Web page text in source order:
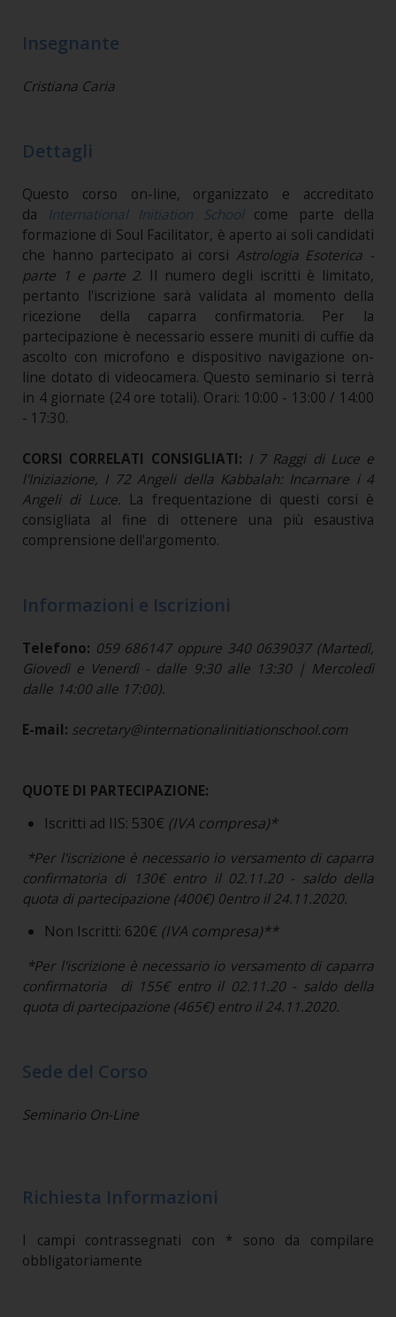
Insegnante
Cristiana Caria
Dettagli
Questo corso on-line, organizzato e accreditato
da
International Initiation School come parte della
formazione di Soul Facilitator, è aperto ai soli candidati
che hanno partecipato ai corsi Astrologia Esoterica -
parte 1 e parte 2. Il numero degli iscritti è limitato,
pertanto l'iscrizione sarà validata al momento della
ricezione della caparra confirmatoria. Per la
partecipazione è necessario essere muniti di cuffie da
ascolto con microfono e dispositivo navigazione on-
line dotato di videocamera. Questo seminario si terrà
in 4 giornate (24 ore totali). Orari: 10:00 - 13:00 / 14:00
- 17:30.
CORSI CORRELATI CONSIGLIATI: I 7 Raggi di Luce e
l'Iniziazione, I 72 Angeli della Kabbalah: Incarnare i 4
Angeli di Luce. La frequentazione di questi corsi è
consigliata al fine di ottenere una più esaustiva
comprensione dell'argomento.
Informazioni e Iscrizioni
Telefono: 059 686147 oppure 340 0639037 (Martedì,
Giovedì e Venerdì - dalle 9:30 alle 13:30 | Mercoledì
dalle 14:00 alle 17:00).
E-mail: secretary@internationalinitiationschool.com
QUOTE DI PARTECIPAZIONE:
Iscritti ad IIS: 530€ (IVA compresa)*
*Per l'iscrizione è necessario io versamento di caparra
confirmatoria di 130€ entro il 02.11.20 - saldo della
quota di partecipazione (400€) 0entro il 24.11.2020.
Non Iscritti: 620€ (IVA compresa)**
*Per l'iscrizione è necessario io versamento di caparra
confirmatoria di 155€ entro il 02.11.20 - saldo della
quota di partecipazione (465€) entro il 24.11.2020.
Sede del Corso
Seminario On-Line
Richiesta Informazioni
I campi contrassegnati con * sono da compilare
obbligatoriamente